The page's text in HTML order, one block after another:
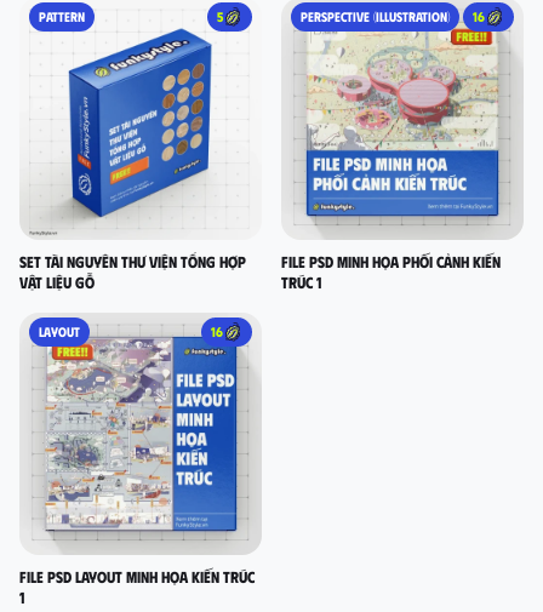
PATTERN 5
Set Tài nguyên thư viện tổng hợp
vật liệu gỗ
PERSPECTIVE (ILLUSTRATION) 16
FILE PSD MINH HỌA PHỐI CẢNH KIẾN
TRÚC 1
LAYOUT 16
FILE PSD LAYOUT MINH HỌA KIẾN TRÚC
1